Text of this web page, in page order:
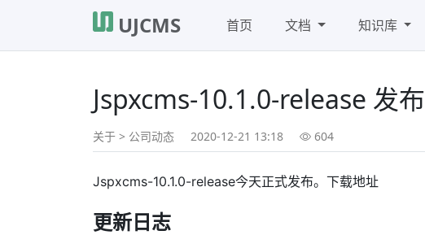
UJCMS 首页 文档 知识库
Jspxcms-10.1.0-release 发布
关于 > 公司动态 2020-12-21 13:18 604
Jspxcms-10.1.0-release今天正式发布。下载地址
更新日志